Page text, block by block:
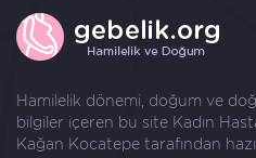
Hamilelik dönemi, doğum ve
bilgiler içeren bu site Kadın
Kağan Kocatepe tarafından